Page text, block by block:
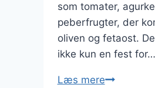
som tomater,
peberfrugter, der
oliven og fetaost.
ikke kun en fest for…
Læs mereGræsk